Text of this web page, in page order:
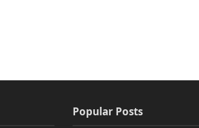
Popular Posts